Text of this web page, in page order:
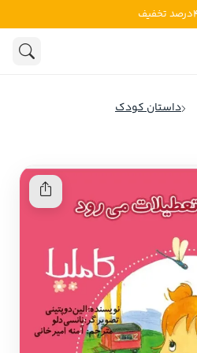
ادبیات ایتالیا
ادبیات روسیه
ادبیات آمریکای لاتین
ادبیات آلمان
ادبیات ترکیه
ادبیات آسیا
داستان کودک